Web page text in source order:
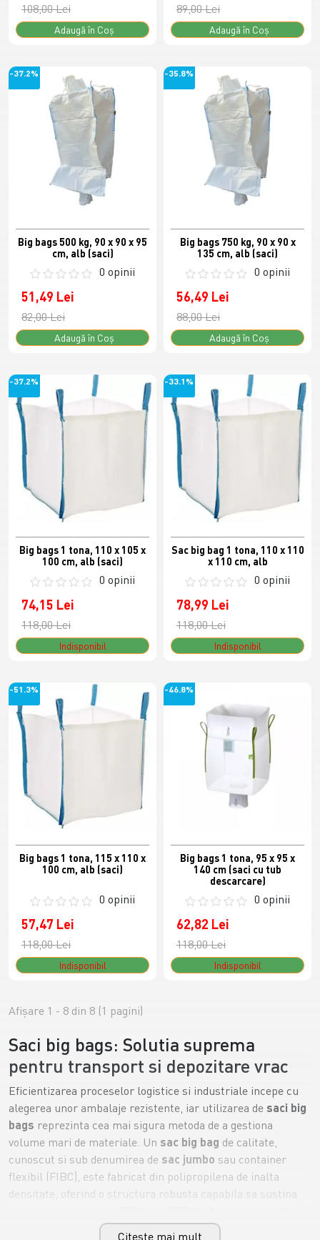
108,00 Lei
Adaugă în Coş
89,00 Lei
Adaugă în Coş
-37.2%
Big bags 500 kg, 90 x 90 x 95
cm, alb (saci)
0 opinii
51,49 Lei
82,00 Lei
Adaugă în Coş
-35.8%
Big bags 750 kg, 90 x 90 x
135 cm, alb (saci)
0 opinii
56,49 Lei
88,00 Lei
Adaugă în Coş
-37.2%
Big bags 1 tona, 110 x 105 x
100 cm, alb (saci)
0 opinii
74,15 Lei
118,00 Lei
Indisponibil
-33.1%
Sac big bag 1 tona, 110 x 110
x 110 cm, alb
0 opinii
78,99 Lei
118,00 Lei
Indisponibil
-51.3%
Big bags 1 tona, 115 x 110 x
100 cm, alb (saci)
0 opinii
57,47 Lei
118,00 Lei
Indisponibil
-46.8%
Big bags 1 tona, 95 x 95 x
140 cm (saci cu tub
descarcare)
0 opinii
62,82 Lei
118,00 Lei
Indisponibil
Afişare 1 - 8 din 8 (1 pagini)
Saci big bags: Solutia suprema
pentru transport si depozitare vrac
Eficientizarea proceselor logistice si industriale incepe cu
alegerea unor ambalaje rezistente, iar utilizarea de saci big
bags reprezinta cea mai sigura metoda de a gestiona
volume mari de materiale. Un sac big bag de calitate,
cunoscut si sub denumirea de sac jumbo sau container
flexibil (FIBC), este fabricat din polipropilena de inalta
densitate, oferind o structura robusta capabila sa sustina
proiectati special pentru a rezista tensiunilor mecanice in
Citeste mai mult